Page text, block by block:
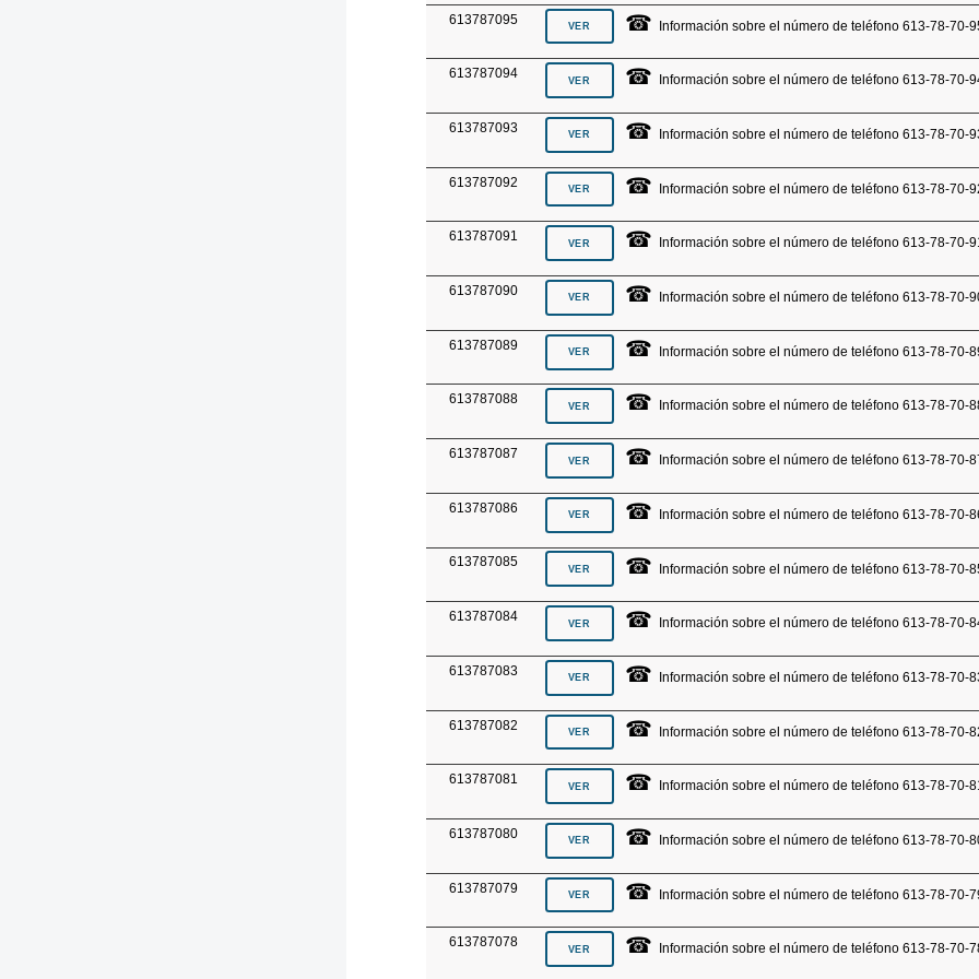
613787095 ☎ Información sobre el número de teléfono 613-78-70-
613787094 ☎ Información sobre el número de teléfono 613-78-70-
613787093 ☎ Información sobre el número de teléfono 613-78-70-
613787092 ☎ Información sobre el número de teléfono 613-78-70-
613787091 ☎ Información sobre el número de teléfono 613-78-70-91
613787090 ☎ Información sobre el número de teléfono 613-78-70-
613787089 ☎ Información sobre el número de teléfono 613-78-70-
613787088 ☎ Información sobre el número de teléfono 613-78-70-
613787087 ☎ Información sobre el número de teléfono 613-78-70-
613787086 ☎ Información sobre el número de teléfono 613-78-70-
613787085 ☎ Información sobre el número de teléfono 613-78-70-
613787084 ☎ Información sobre el número de teléfono 613-78-70-
613787083 ☎ Información sobre el número de teléfono 613-78-70-
613787082 ☎ Información sobre el número de teléfono 613-78-70-
613787081 ☎ Información sobre el número de teléfono 613-78-70-81
613787080 ☎ Información sobre el número de teléfono 613-78-70-
613787079 ☎ Información sobre el número de teléfono 613-78-70-
613787078 ☎ Información sobre el número de teléfono 613-78-70-